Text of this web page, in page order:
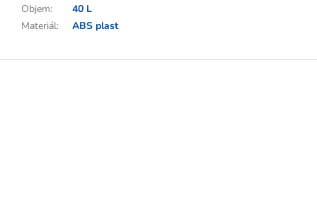
Objem:
40 L
Materiál: ABS plast
Z